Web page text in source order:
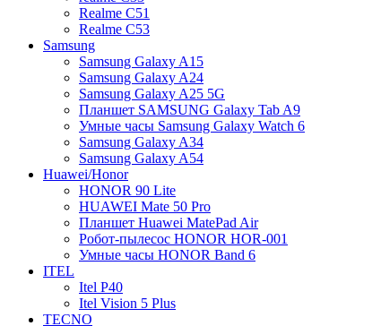
Realme C51
Realme C53
Samsung
Samsung Galaxy A15
Samsung Galaxy A24
Samsung Galaxy A25 5G
Планшет SAMSUNG Galaxy Tab A9
Умные часы Samsung Galaxy Watch 6
Samsung Galaxy A34
Samsung Galaxy A54
Huawei/Honor
HONOR 90 Lite
HUAWEI Mate 50 Pro
Планшет Huawei MatePad Air
Робот-пылесос HONOR HOR-001
Умные часы HONOR Band 6
ITEL
Itel P40
Itel Vision 5 Plus
TECNO